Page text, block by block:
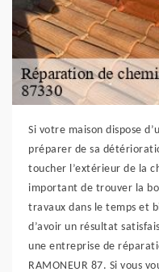
Si votre maison dispose
préparer de sa
toucher l’extérieur de la
important de trouver la
travaux dans le temps et
d’avoir un résultat
une entreprise de
RAMONEUR 87. Si vous